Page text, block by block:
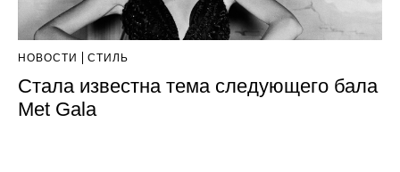
НОВОСТИ СТИЛЬ
Стала известна тема следующего бала
Met Gala